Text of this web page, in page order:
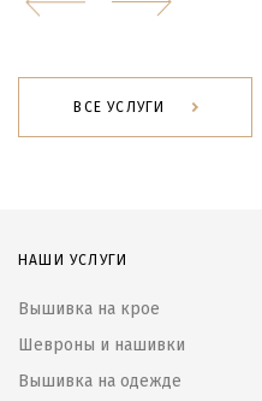
ВСЕ УСЛУГИ
НАШИ УСЛУГИ
Вышивка на крое
Шевроны и нашивки
Вышивка на одежде